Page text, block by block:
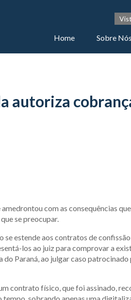
Home Sobre Nós
autoriza
com as consequências
se preocupar.
estende aos contratos de
los ao juiz para comprovar a
Paraná, ao julgar caso patrocinado
contrato físico, que foi assinado,